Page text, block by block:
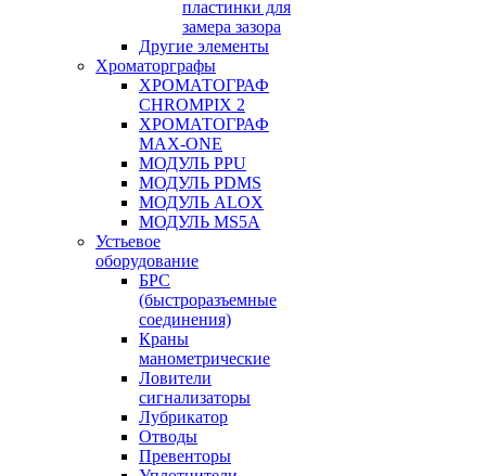
пластинки для
замера зазора
Другие элементы
Хроматорграфы
ХРОМАТОГРАФ
CHROMPIX 2
ХРОМАТОГРАФ
MAX-ONE
МОДУЛЬ PPU
МОДУЛЬ PDMS
МОДУЛЬ ALOX
МОДУЛЬ MS5A
Устьевое
оборудование
БРС
(быстроразъемные
соединения)
Краны
манометрические
Ловители
сигнализаторы
Лубрикатор
Отводы
Превенторы